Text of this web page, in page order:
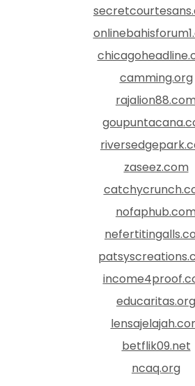
camming.org
zaseez.com
educaritas.org
betflik09.net
ncaq.org